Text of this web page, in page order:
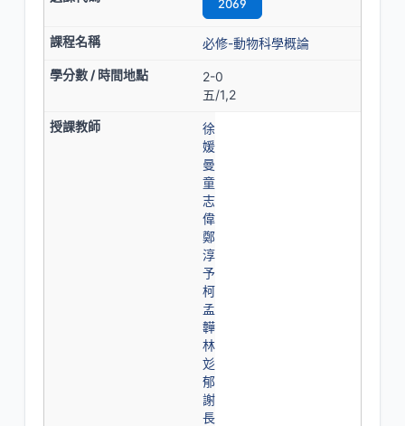
2069
必修-動物科學概論
2-0
五/1,2
徐
媛
曼
童
志
偉
鄭
淳
予
柯
孟
韡
林
彣
郁
謝
長